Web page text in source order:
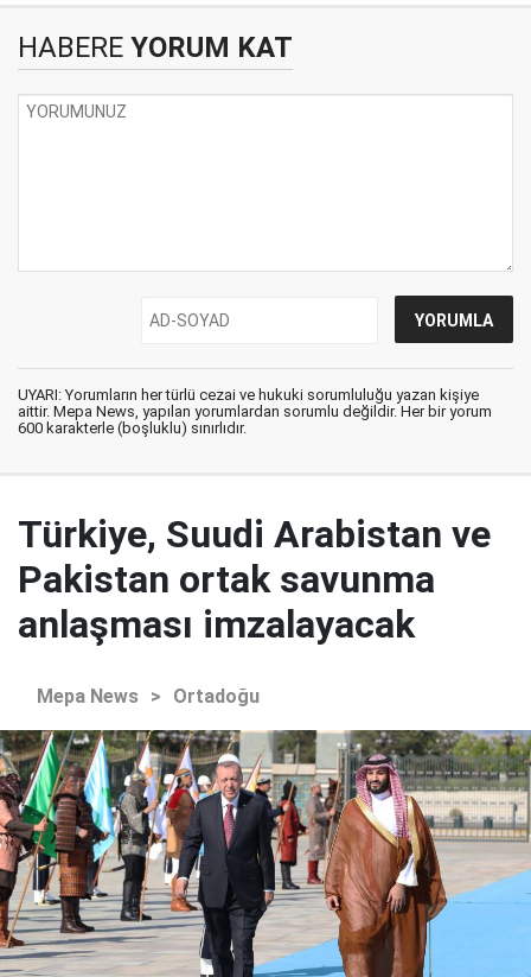
HABERE YORUM KAT
UYARI: Yorumların her türlü cezai ve hukuki sorumluluğu yazan kişiye
aittir. Mepa News, yapılan yorumlardan sorumlu değildir. Her bir yorum
600 karakterle (boşluklu) sınırlıdır.
Türkiye, Suudi Arabistan ve
Pakistan ortak savunma
anlaşması imzalayacak
Mepa News > Ortadoğu